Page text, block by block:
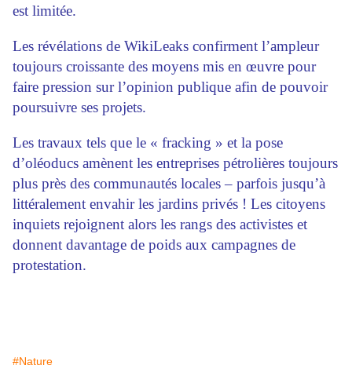
est limitée.
Les révélations de WikiLeaks confirment l’ampleur
toujours croissante des moyens mis en œuvre pour
faire pression sur l’opinion publique afin de pouvoir
poursuivre ses projets.
Les travaux tels que le « fracking » et la pose
d’oléoducs amènent les entreprises pétrolières toujours
plus près des communautés locales – parfois jusqu’à
littéralement envahir les jardins privés ! Les citoyens
inquiets rejoignent alors les rangs des activistes et
donnent davantage de poids aux campagnes de
protestation.
#Nature